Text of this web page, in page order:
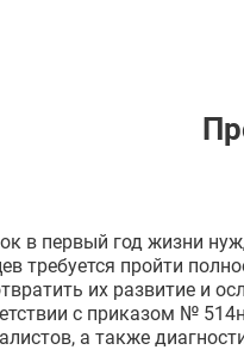
в первый год жизни
требуется пройти
их развитие и
с приказом №
а также